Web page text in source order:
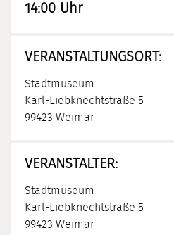
14:00 Uhr
VERANSTALTUNGSORT:
Stadtmuseum
Karl-Liebknechtstraße 5
99423 Weimar
VERANSTALTER:
Stadtmuseum
Karl-Liebknechtstraße 5
99423 Weimar